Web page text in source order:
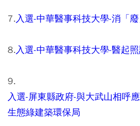
7.入選-中華醫事科技大學-消「
8.入選-中華醫事科技大學-醫起
9.
入選-屏東縣政府-與大武山相呼
生態綠建築環保局